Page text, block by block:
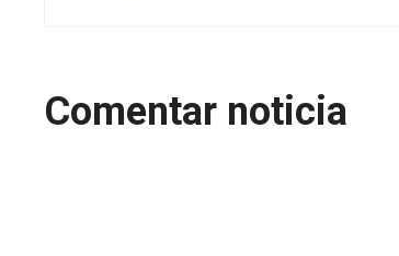
Comentar noticia